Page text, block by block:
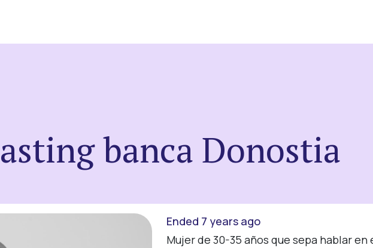
banca Donostia
Ended 7 years ago
Mujer de 30-35 años que sepa hablar